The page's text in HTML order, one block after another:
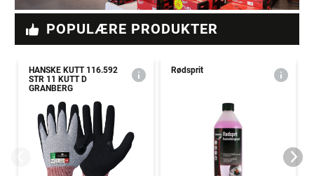
POPULÆRE PRODUKTER
HANSKE KUTT 116.592
STR 11 KUTT D
GRANBERG
Rødsprit